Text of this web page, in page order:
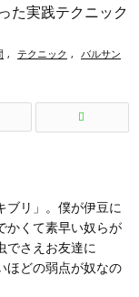
た実践テクニック
, テクニック ,
バルサン
ブリ」。僕が伊豆に
かくて素早い奴らが
でさえお友達に
ほどの弱点が奴なの